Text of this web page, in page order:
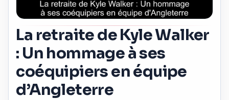
La retraite de Kyle Walker
: Un hommage à ses
coéquipiers en équipe
d’Angleterre